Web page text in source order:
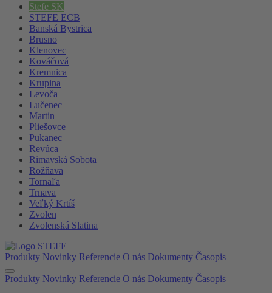
Stefe SK
STEFE ECB
Banská Bystrica
Brusno
Klenovec
Kováčová
Kremnica
Krupina
Levoča
Lučenec
Martin
Pliešovce
Pukanec
Revúca
Rimavská Sobota
Rožňava
Tornaľa
Trnava
Veľký Krtíš
Zvolen
Zvolenská Slatina
Produkty Novinky Referencie O nás Dokumenty Časopis
Produkty Novinky Referencie O nás Dokumenty Časopis